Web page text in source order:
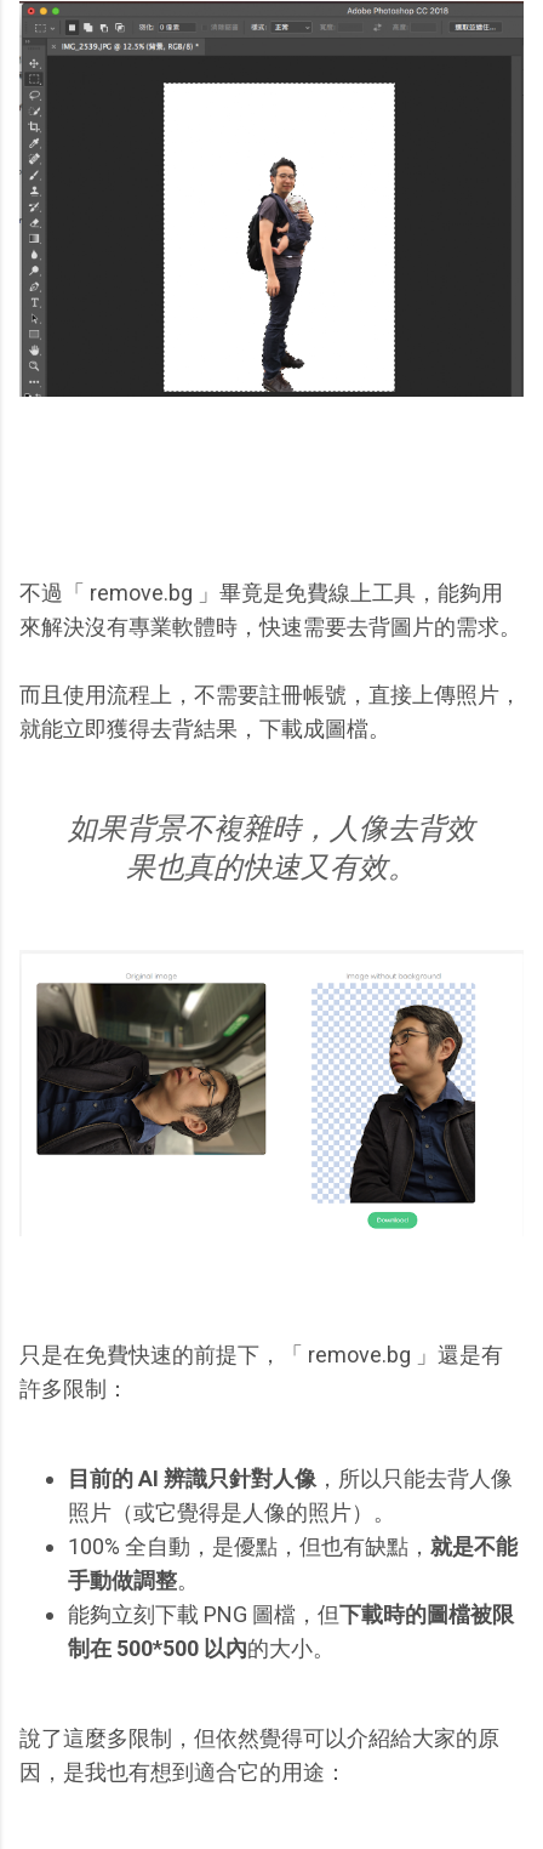
不過「 remove.bg 」畢竟是免費線上工具，能夠用
來解決沒有專業軟體時，快速需要去背圖片的需求。
而且使用流程上，不需要註冊帳號，直接上傳照片，
就能立即獲得去背結果，下載成圖檔。
如果背景不複雜時，人像去背效
果也真的快速又有效。
只是在免費快速的前提下，「 remove.bg 」還是有
許多限制：
目前的 AI 辨識只針對人像，所以只能去背人像
照片（或它覺得是人像的照片）。
100% 全自動，是優點，但也有缺點， 就是不能
手動做調整。
能夠立刻下載 PNG 圖檔，但下載時的圖檔被限
制在 500*500 以內的大小。
說了這麼多限制，但依然覺得可以介紹給大家的原
因，是我也有想到適合它的用途：